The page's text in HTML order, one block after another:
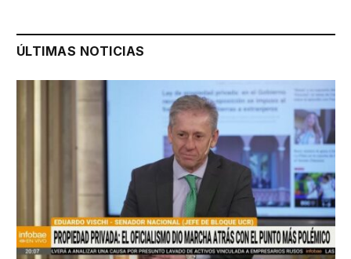
ÚLTIMAS NOTICIAS